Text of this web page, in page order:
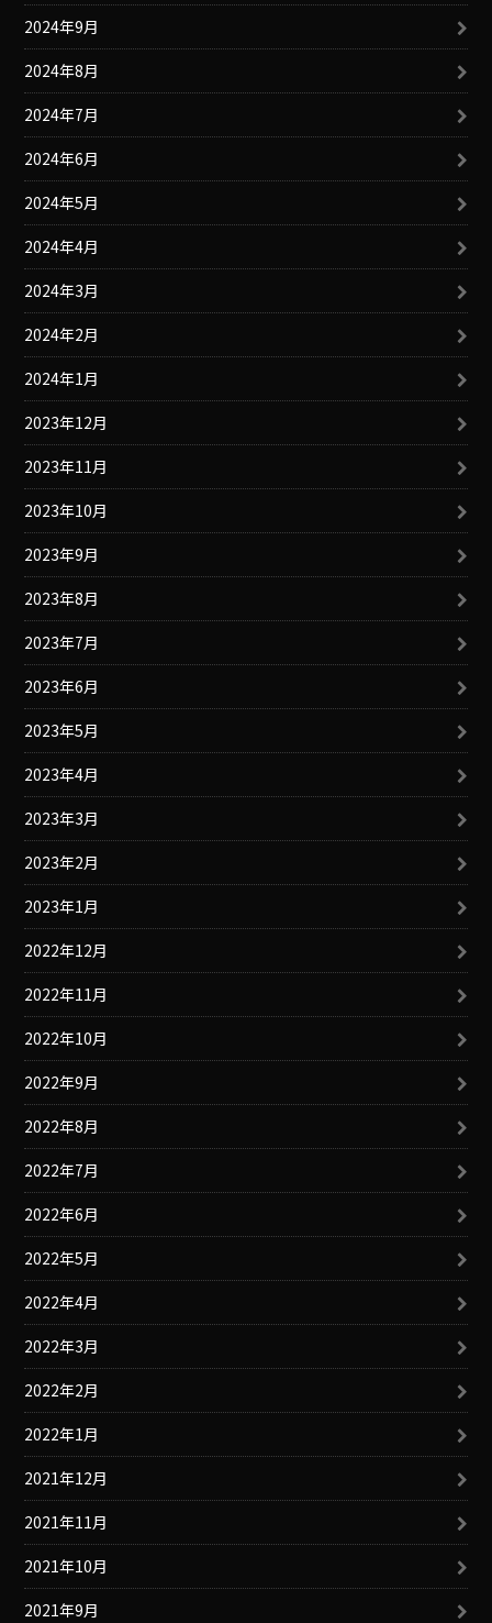
2024年9月
2024年8月
2024年7月
2024年6月
2024年5月
2024年4月
2024年3月
2024年2月
2024年1月
2023年12月
2023年11月
2023年10月
2023年9月
2023年8月
2023年7月
2023年6月
2023年5月
2023年4月
2023年3月
2023年2月
2023年1月
2022年12月
2022年11月
2022年10月
2022年9月
2022年8月
2022年7月
2022年6月
2022年5月
2022年4月
2022年3月
2022年2月
2022年1月
2021年12月
2021年11月
2021年10月
2021年9月